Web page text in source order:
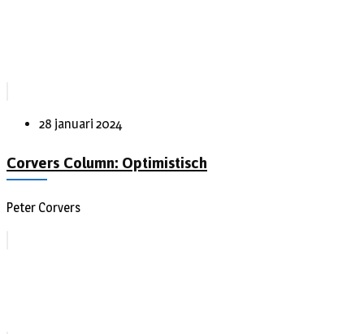
28 januari 2024
Corvers Column: Optimistisch
Peter Corvers